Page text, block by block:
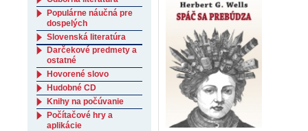
Populárne náučná pre
dospelých
Slovenská literatúra
Darčekové predmety a
ostatné
Hovorené slovo
Hudobné CD
Knihy na počúvanie
Počítačové hry a
aplikácie